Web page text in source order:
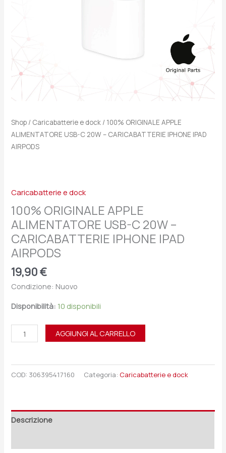
Shop / Caricabatterie e dock / 100% ORIGINALE APPLE
ALIMENTATORE USB-C 20W – CARICABATTERIE IPHONE IPAD
AIRPODS
Caricabatterie e dock
100% ORIGINALE APPLE
ALIMENTATORE USB-C 20W –
CARICABATTERIE IPHONE IPAD
AIRPODS
19,90€
Condizione: Nuovo
Disponibilità: 10 disponibili
quantità
AGGIUNGI AL CARRELLO
COD: 306395417160 Categoria: Caricabatterie e dock
Descrizione